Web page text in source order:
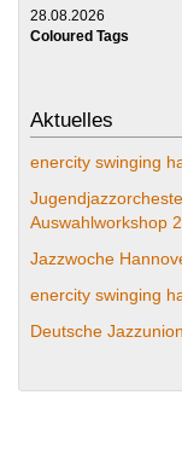
28.08.2026
Coloured Tags
Aktuelles
enercity swinging
Auswahlworkshop
Jazzwoche
enercity swinging
Deutsche